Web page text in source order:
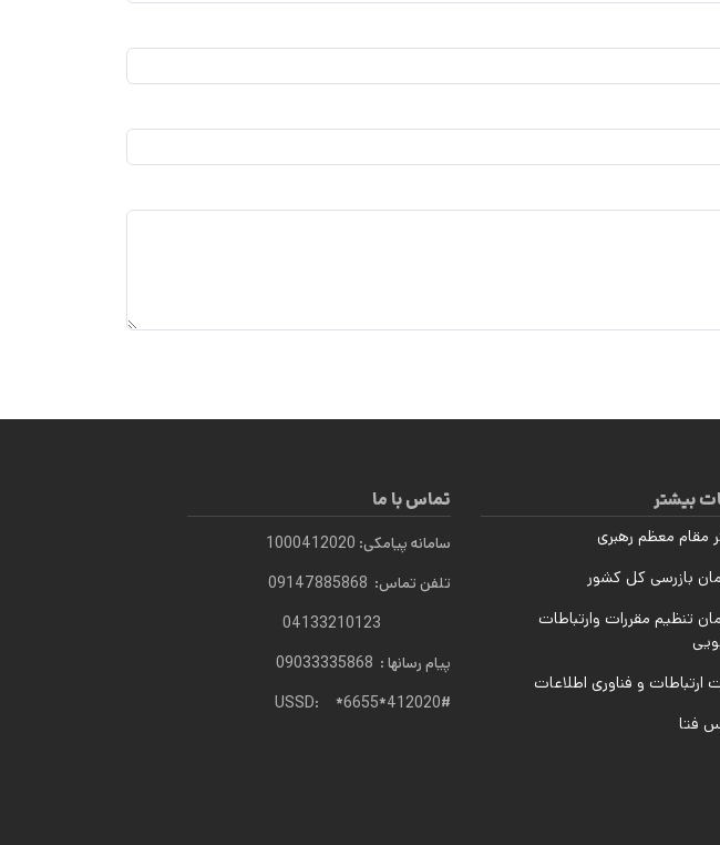
بیشتر
مقام معظم رهبری
بازرسی کل کشور
تنظیم مقررات وارتباطات
ارتباطات و فناوری اطلاعات
فتا
تماس با ما
سامانه پیامکی: 1000412020
تلفن تماس: 09147885868
پیام رسانها : 09033335868
USSD: *6655*412020#